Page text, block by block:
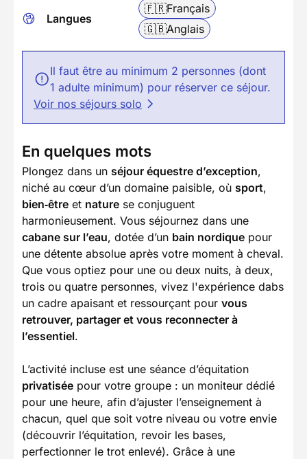
Langues
🇫🇷Français
🇬🇧Anglais
Il faut être au minimum 2 personnes (dont
1 adulte minimum) pour réserver ce séjour.
Voir nos séjours solo
En quelques mots
Plongez dans un séjour équestre d’exception,
niché au cœur d’un domaine paisible, où sport,
bien‑être et nature se conjuguent
harmonieusement. Vous séjournez dans une
cabane sur l’eau, dotée d’un bain nordique pour
une détente absolue après votre moment à cheval.
Que vous optiez pour une ou deux nuits, à deux,
trois ou quatre personnes, vivez l'expérience dabs
un cadre apaisant et ressourçant pour vous
retrouver, partager et vous reconnecter à
l’essentiel.
L’activité incluse est une séance d’équitation
privatisée pour votre groupe : un moniteur dédié
pour une heure, afin d’ajuster l’enseignement à
chacun, quel que soit votre niveau ou votre envie
(découvrir l’équitation, revoir les bases,
perfectionner le trot enlevé). Grâce à une